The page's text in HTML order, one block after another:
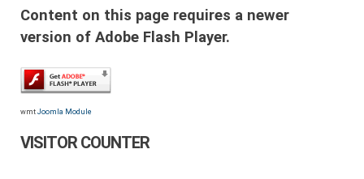
Content on this page requires a newer
version of Adobe Flash Player.
wmt Joomla Module
VISITOR COUNTER